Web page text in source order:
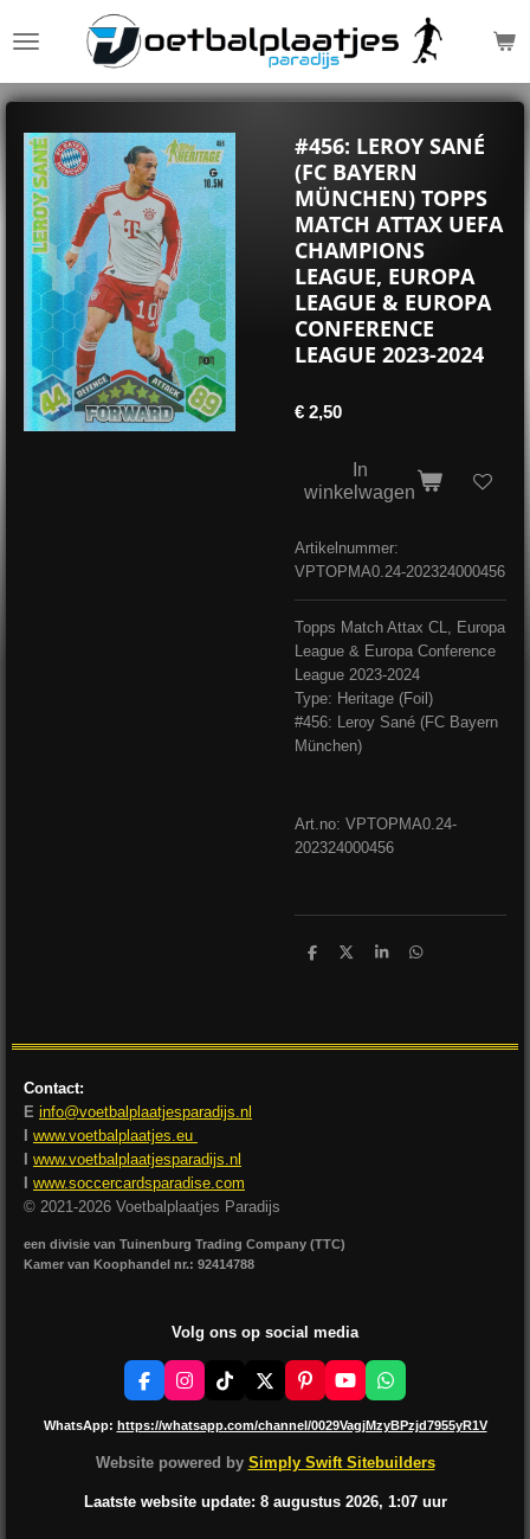
direct
de
#456: LEROY SANÉ
(FC BAYERN
MÜNCHEN) TOPPS
MATCH ATTAX UEFA
CHAMPIONS
LEAGUE, EUROPA
LEAGUE & EUROPA
CONFERENCE
LEAGUE 2023-2024
€ 2,50
In
winkelwagen
Artikelnummer:
VPTOPMA0.24-202324000456
Topps Match Attax CL, Europa
League & Europa Conference
League 2023-2024
Type: Heritage (Foil)
#456: Leroy Sané (FC Bayern
München)
Art.no: VPTOPMA0.24-
202324000456
D
D
S
D
Contact:
E info@voetbalplaatjesparadijs.nl
www.voetbalplaatjes.eu
www.voetbalplaatjesparadijs.nl
www.soccercardsparadise.com
© 2021-2026 Voetbalplaatjes Paradijs
een divisie van Tuinenburg Trading Company (TTC)
Kamer van Koophandel nr.: 92414788
Volg ons op social media
F
a
c
b
k
I
n
s
a
r
a
T
k
o
X
P
i
n
e
r
s
Y
o
u
u
b
e
W
h
a
s
A
p
p
WhatsApp: https://whatsapp.com/channel/0029VagjMzyBPzjd7955yR1V
Website powered by Simply Swift Sitebuilders
Laatste website update: 8 augustus 2026, 1:07 uur